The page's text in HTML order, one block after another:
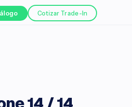
Cotizar Trade-In